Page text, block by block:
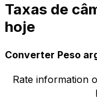
Taxas de
hoje
Converter Peso
Rate information